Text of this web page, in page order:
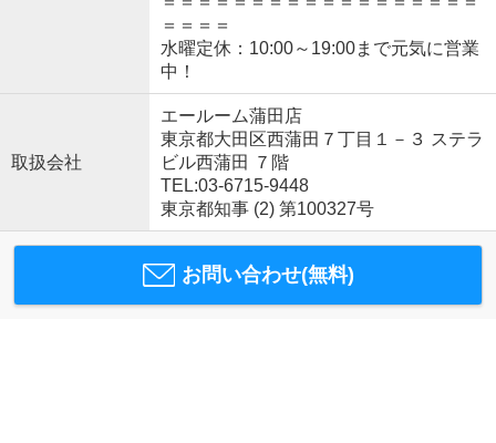
＝＝＝＝
水曜定休：10:00～19:00まで元気に営業
中！
取扱会社
エールーム蒲田店
東京都大田区西蒲田７丁目１－３ ステラ
ビル西蒲田 ７階
TEL:03-6715-9448
東京都知事 (2) 第100327号
お問い合わせ(無料)